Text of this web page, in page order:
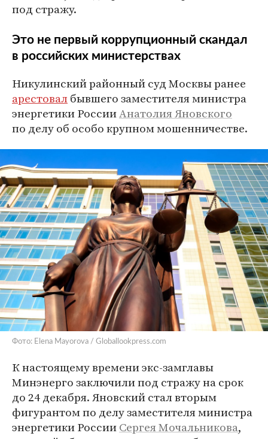
под стражу.
Это не первый коррупционный скандал
в российских министерствах
Никулинский районный суд Москвы ранее
арестовалбывшего заместителя министра
энергетики РоссииАнатолия Яновского
по делу об особо крупном мошенничестве.
Фото: Elena Mayorova / Globallookpress.com
К настоящему времени экс-замглавы
Минэнерго заключили под стражу на срок
до 24 декабря. Яновский стал вторым
фигурантом по делу заместителя министра
энергетики РоссииСергея Мочальникова,